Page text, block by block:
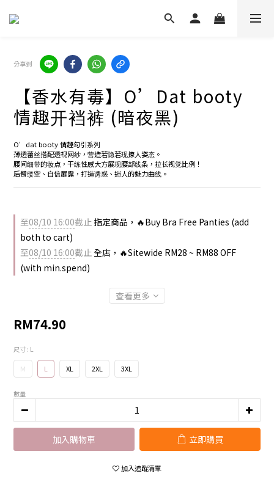
分享到
【香水有毒】O’Dat booty
情趣开裆裤 (暗夜黑)
O’dat booty 情趣勾引系列
薄透蕾丝搭配透视网纱，营造若隐若现撩人姿态。
腰间细带的妆点，干练性感大方展现腰部线条，拉长视觉比例！
后臀缕空、自信展露，打造诱惑、迷人的魅力曲线。
至08/10 16:00截止 指定商品，🔥Buy Bra Free Panties (add
both to cart)
至08/10 16:00截止全店，🔥Sitewide RM28 ~ RM88 OFF
(with min.spend)
查看更多
RM74.90
尺寸 : L
M L XL 2XL 3XL
數量
加入購物車 立即購買
加入追蹤清單